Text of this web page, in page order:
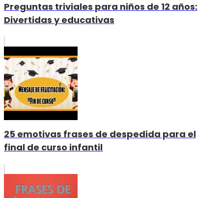
Preguntas triviales para niños de 12 años:
Divertidas y educativas
25 emotivas frases de despedida para el
final de curso infantil